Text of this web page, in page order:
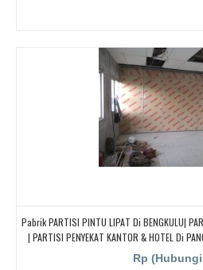
Pabrik PARTISI PINTU LIPAT Di BENGKULU|
| PARTISI PENYEKAT KANTOR & HOTEL Di
Rp (Hubungi